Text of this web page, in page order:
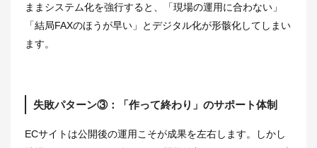
ままシステム化を強行すると、「現場の運用に合わない」
「結局FAXのほうが早い」とデジタル化が形骸化してしまい
ます。
失敗パターン③：「作って終わり」のサポート体制
ECサイトは公開後の運用こそが成果を左右します。しかし